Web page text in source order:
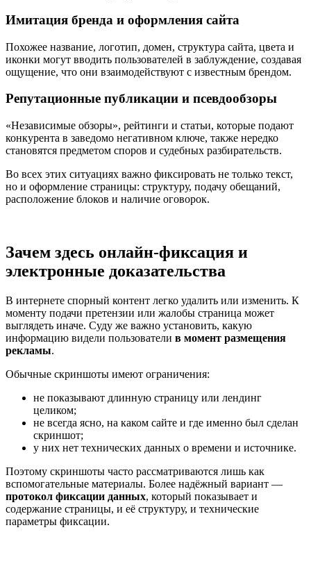
Имитация бренда и оформления сайта
Похожее название, логотип, домен, структура сайта, цвета и
иконки могут вводить пользователей в заблуждение, создавая
ощущение, что они взаимодействуют с известным брендом.
Репутационные публикации и псевдообзоры
«Независимые обзоры», рейтинги и статьи, которые подают
конкурента в заведомо негативном ключе, также нередко
становятся предметом споров и судебных разбирательств.
Во всех этих ситуациях важно фиксировать не только текст,
но и оформление страницы: структуру, подачу обещаний,
расположение блоков и наличие оговорок.
Зачем здесь онлайн-фиксация и
электронные доказательства
В интернете спорный контент легко удалить или изменить. К
моменту подачи претензии или жалобы страница может
выглядеть иначе. Суду же важно установить, какую
информацию видели пользователи в момент размещения
рекламы.
Обычные скриншоты имеют ограничения:
не показывают длинную страницу или лендинг
целиком;
не всегда ясно, на каком сайте и где именно был сделан
скриншот;
у них нет технических данных о времени и источнике.
Поэтому скриншоты часто рассматриваются лишь как
вспомогательные материалы. Более надёжный вариант —
протокол фиксации данных, который показывает и
содержание страницы, и её структуру, и технические
параметры фиксации.